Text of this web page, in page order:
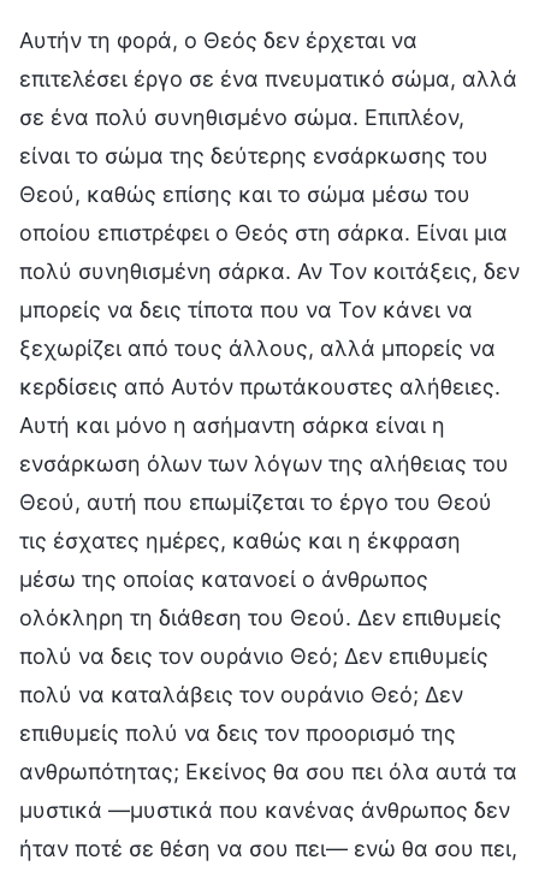
Αυτήν τη φορά, ο Θεός δεν έρχεται να
επιτελέσει έργο σε ένα πνευματικό σώμα, αλλά
σε ένα πολύ συνηθισμένο σώμα. Επιπλέον,
είναι το σώμα της δεύτερης ενσάρκωσης του
Θεού, καθώς επίσης και το σώμα μέσω του
οποίου επιστρέφει ο Θεός στη σάρκα. Είναι μια
πολύ συνηθισμένη σάρκα. Αν Τον κοιτάξεις, δεν
μπορείς να δεις τίποτα που να Τον κάνει να
ξεχωρίζει από τους άλλους, αλλά μπορείς να
κερδίσεις από Αυτόν πρωτάκουστες αλήθειες.
Αυτή και μόνο η ασήμαντη σάρκα είναι η
ενσάρκωση όλων των λόγων της αλήθειας του
Θεού, αυτή που επωμίζεται το έργο του Θεού
τις έσχατες ημέρες, καθώς και η έκφραση
μέσω της οποίας κατανοεί ο άνθρωπος
ολόκληρη τη διάθεση του Θεού. Δεν επιθυμείς
πολύ να δεις τον ουράνιο Θεό; Δεν επιθυμείς
πολύ να καταλάβεις τον ουράνιο Θεό; Δεν
επιθυμείς πολύ να δεις τον προορισμό της
ανθρωπότητας; Εκείνος θα σου πει όλα αυτά τα
μυστικά —μυστικά που κανένας άνθρωπος δεν
ήταν ποτέ σε θέση να σου πει— ενώ θα σου πει,